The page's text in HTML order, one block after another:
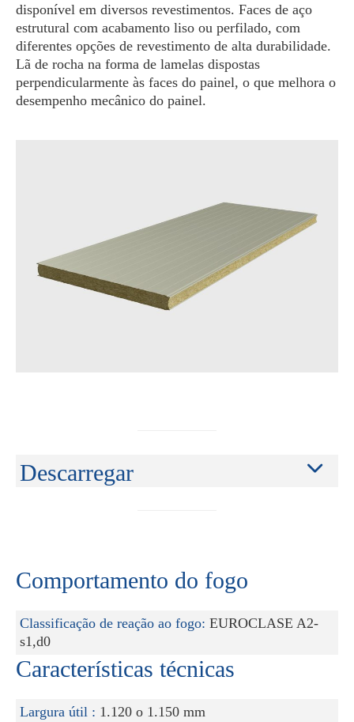
disponível em diversos revestimentos. Faces de aço
estrutural com acabamento liso ou perfilado, com
diferentes opções de revestimento de alta durabilidade.
Lã de rocha na forma de lamelas dispostas
perpendicularmente às faces do painel, o que melhora o
desempenho mecânico do painel.
Descarregar
Comportamento do fogo
Classificação de reação ao fogo: EUROCLASE A2-
s1,d0
Características técnicas
Largura útil : 1.120 o 1.150 mm